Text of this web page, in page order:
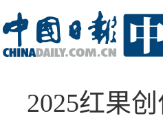
2025红果